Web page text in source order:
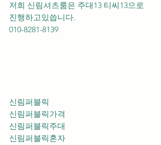
저희 신림셔츠룸은 주대13 티씨13으로
진행하고있씁니다.
010-8281-8139
신림퍼블릭
신림퍼블릭가격
신림퍼블릭주대
신림퍼블릭혼자